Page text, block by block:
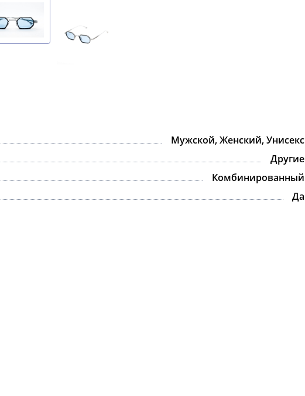
Мужской, Женский, Унисекс
Другие
Комбинированный
Да